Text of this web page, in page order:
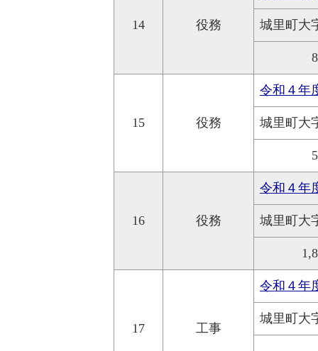
14 役務 城里町大
15 役務
令和４年
城里町大
16 役務
令和４年
城里町大
17 工事
令和４
城里町